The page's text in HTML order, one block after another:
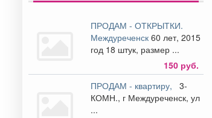
ПРОДАМ - ОТКРЫТКИ.
Междуреченск60 лет, 2015
год 18 штук, размер ...
150 руб.
ПРОДАМ - квартиру,
3-
КОМН., г Междуреченск, ул
...